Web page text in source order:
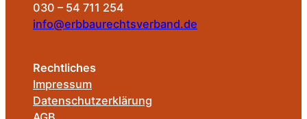
030 – 54 711 254
info@erbbaurechtsverband.de
Rechtliches
Impressum
Datenschutzerklärung